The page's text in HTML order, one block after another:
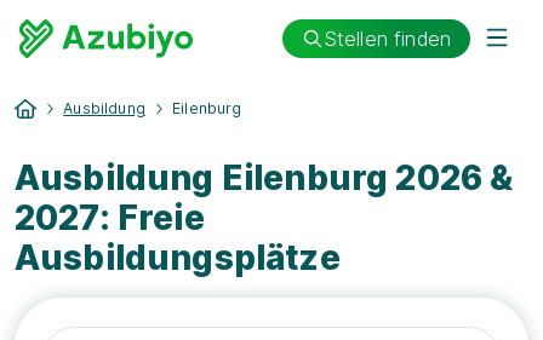
Stellen finden
Ausbildung Eilenburg
Ausbildung Eilenburg 2026 &
2027: Freie
Ausbildungsplätze